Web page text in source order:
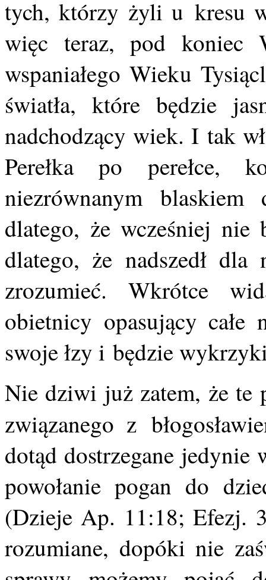
tych, którzy żyli u kresu
więc teraz, pod koniec
wspaniałego Wieku
światła, które będzie
nadchodzący wiek. I tak
Perełka po perełce,
niezrównanym
dlatego, że wcześniej
dlatego, że nadszedł
zrozumieć. Wkrótce
obietnicy opasujący całe
swoje łzy i będzie
Nie dziwi już zatem, że te
związanego z
dotąd dostrzegane
powołanie pogan do
(Dzieje Ap. 11:18; Efezj.
rozumiane, dopóki nie